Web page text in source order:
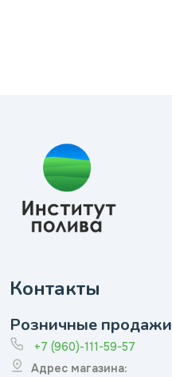
Контакты
Розничные продажи
+7 (960)-111-59-57
Адрес магазина: